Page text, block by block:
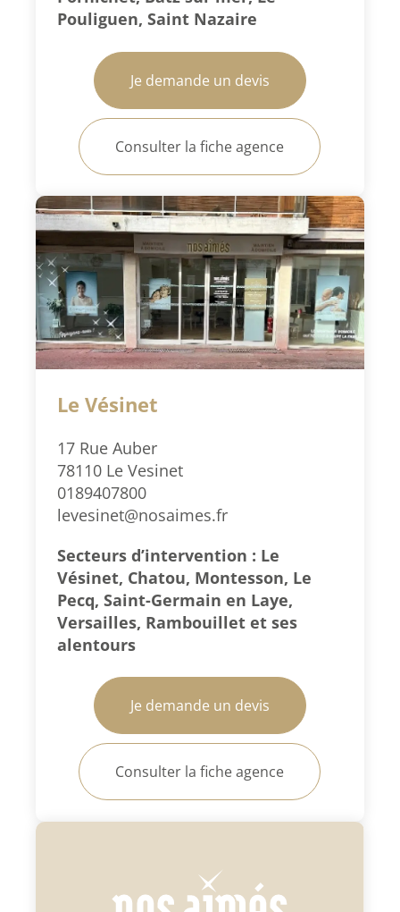
Pouliguen, Saint Nazaire
Je demande un devis
Consulter la fiche agence
Le Vésinet
17 Rue Auber
78110 Le Vesinet
0189407800
levesinet@nosaimes.fr
Secteurs d’intervention : Le
Vésinet, Chatou, Montesson, Le
Pecq, Saint-Germain en Laye,
Versailles, Rambouillet et ses
alentours
Je demande un devis
Consulter la fiche agence